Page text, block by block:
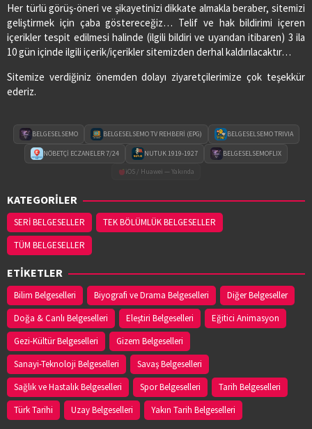
Her türlü görüş-öneri ve şikayetinizi dikkate almakla beraber, sitemizi
geliştirmek için çaba göstereceğiz… Telif ve hak bildirimi içeren
içerikler tespit edilmesi halinde (ilgili bildiri ve uyarıdan itibaren) 3 ila
10 gün içinde ilgili içerik/içerikler sitemizden derhal kaldırılacaktır…
Sitemize verdiğiniz önemden dolayı ziyaretçilerimize çok teşekkür
ederiz.
BELGESELSEMO BELGESELSEMO TV REHBERİ (EPG) BELGESELSEMO TRIVIA
NÖBETÇİ ECZANELER 7/24 NUTUK 1919-1927
BELGESELSEMOFLIX
iOS / Huawei — Yakında
KATEGORİLER
SERİ BELGESELLER
TEK BÖLÜMLÜK BELGESELLER
TÜM BELGESELLER
ETİKETLER
Bilim Belgeselleri Biyografi ve Drama Belgeselleri
Diğer Belgeseller
Doğa & Canlı Belgeselleri
Eleştiri Belgeselleri
Eğitici Animasyon
Gezi-Kültür Belgeselleri
Gizem Belgeselleri
Sanayi-Teknoloji Belgeselleri
Savaş Belgeselleri
Sağlık ve Hastalık Belgeselleri
Spor Belgeselleri
Tarih Belgeselleri
Türk Tarihi
Uzay Belgeselleri Yakın Tarih Belgeselleri